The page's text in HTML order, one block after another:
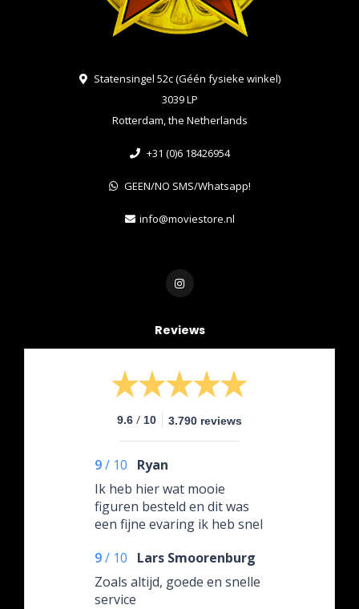
Statensingel 52c (Géén fysieke winkel)
3039 LP
Rotterdam, the Netherlands
+31 (0)6 18426954
GEEN/NO SMS/Whatsapp!
info@moviestore.nl
Reviews
9.6 / 10 3.790 reviews
9/ 10
Ryan
Ik heb hier wat mooie
figuren besteld en dit was
een fijne evaring ik heb snel
mooie doos en alles netjes
in orde ook zaten mijn
spullen goed verpakt ik ga
9/ 10
Lars Smoorenburg
Zoals altijd, goede en snelle
service